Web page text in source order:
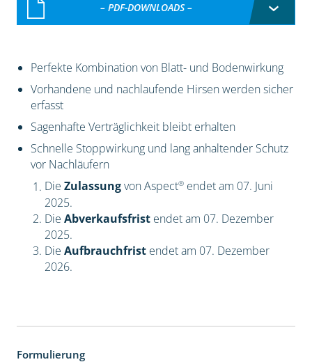
– PDF-DOWNLOADS –
Perfekte Kombination von Blatt- und Bodenwirkung
Vorhandene und nachlaufende Hirsen werden sicher
erfasst
Sagenhafte Verträglichkeit bleibt erhalten
Schnelle Stoppwirkung und lang anhaltender Schutz
vor Nachläufern
Die Zulassungvon Aspect®endet am 07. Juni
2025.
Die Abverkaufsfrist endet am 07. Dezember
2025.
Die Aufbrauchfrist endet am 07. Dezember
2026.
Formulierung